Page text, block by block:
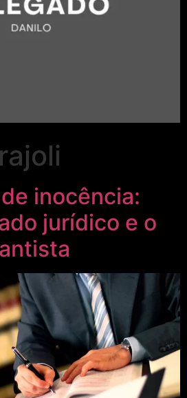
inocência:
jurídico e o